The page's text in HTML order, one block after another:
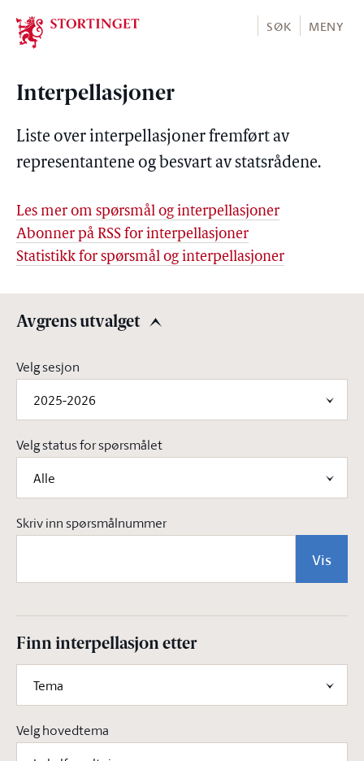
Stortinget.no
SØK MENY
Interpellasjoner
Liste over interpellasjoner fremført av
representantene og besvart av statsrådene.
Les mer om spørsmål og interpellasjoner
Abonner på RSS for interpellasjoner
Statistikk for spørsmål og interpellasjoner
Avgrens utvalget
Velg sesjon
2025-2026
Velg status for spørsmålet
Alle
Skriv inn spørsmålnummer
Vis
Finn interpellasjon etter
Tema
Velg hovedtema